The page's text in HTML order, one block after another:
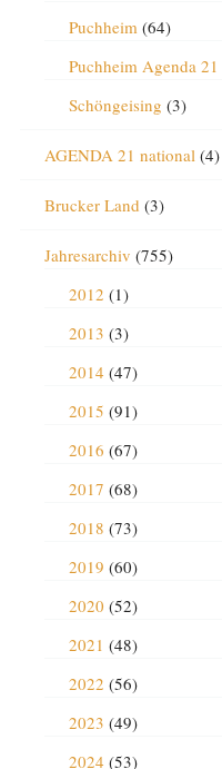
Puchheim(64)
Puchheim Agenda 21
Schöngeising (3)
AGENDA 21 national(4)
Brucker Land (3)
Jahresarchiv (755)
2012 (1)
2013 (3)
2014 (47)
2015 (91)
2016 (67)
2017 (68)
2018 (73)
2019 (60)
2020 (52)
2021 (48)
2022 (56)
2023 (49)
2024 (53)